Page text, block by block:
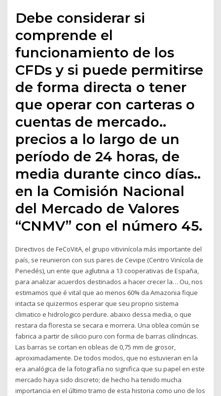
Debe considerar si
comprende el
funcionamiento de los
CFDs y si puede permitirse
de forma directa o tener
que operar con carteras o
cuentas de mercado..
precios a lo largo de un
período de 24 horas, de
media durante cinco días..
en la Comisión Nacional
del Mercado de Valores
“CNMV” con el número 45.
Directivos de FeCoVitA, el grupo vitivinícola más importante del
país, se reunieron con sus pares de Cevipe (Centro Vinícola de
Penedés), un ente que aglutina a 13 cooperativas de España,
para analizar acuerdos destinados a hacer crecer la… Ou, nos
estimamos que é vital que ao menos 60% da Amazonia fique
intacta se quizermos esperar que seu proprio sistema
climatico e hidrologico perdure. abaixo dessa media, o que
restara da floresta se secara e morrera. Una oblea común se
fabrica a partir de silicio puro con forma de barras cilíndricas.
Las barras se cortan en obleas de 0,75 mm de grosor,
aproximadamente. De todos modos, que no estuvieran en la
era analógica de la fotografía no significa que su papel en este
mercado haya sido discreto; de hecho ha tenido mucha
importancia en el último tramo de esta historia como uno de los